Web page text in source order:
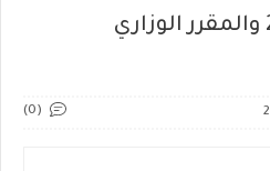
المنهاج المنقح 2021 والمقرر الوزاري
(0)